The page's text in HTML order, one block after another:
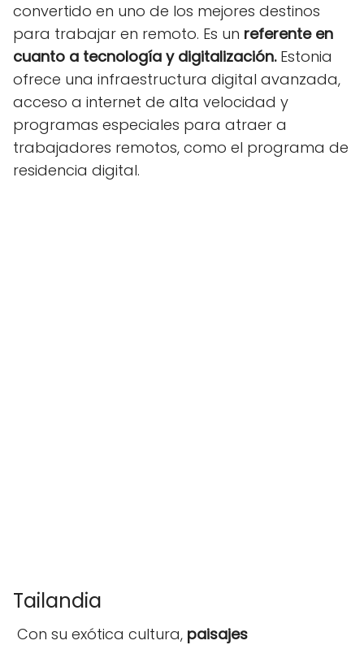
convertido en uno de los mejores destinos
para trabajar en remoto. Es un referente en
cuanto a tecnología y digitalización. Estonia
ofrece una infraestructura digital avanzada,
acceso a internet de alta velocidad y
programas especiales para atraer a
trabajadores remotos, como el programa de
residencia digital.
Tailandia
Con su exótica cultura, paisajes